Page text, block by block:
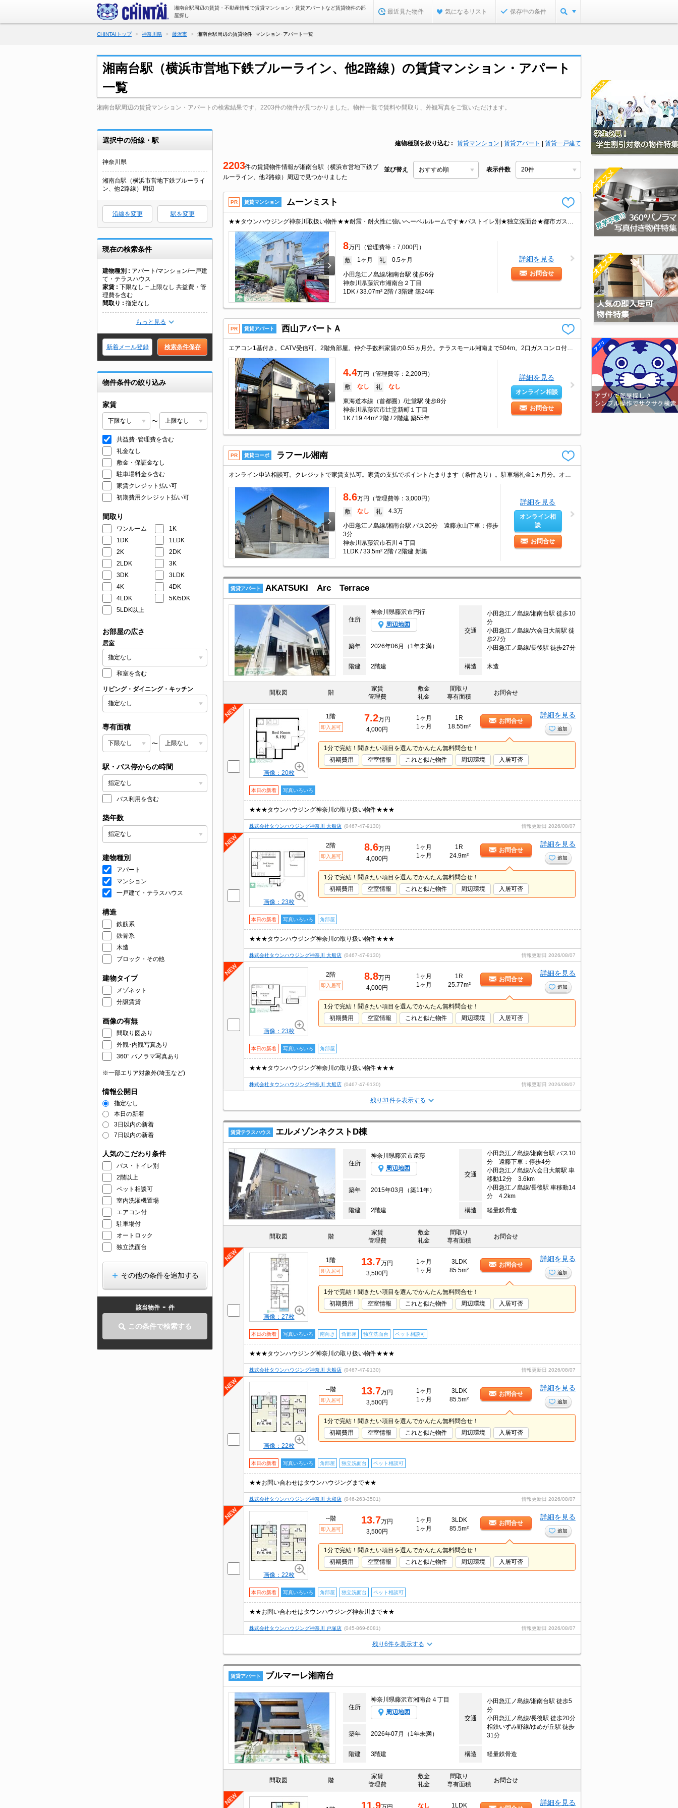
湘南台駅周辺の賃貸・不動産情報で賃貸マンション・賃貸アパートなど賃貸物件の部
屋探し
最近見た物件 気になるリスト 保存中の条件
CHINTAIトップ 神奈川県 藤沢市 湘南台駅周辺の賃貸物件･マンション･アパート一覧
湘南台駅（横浜市営地下鉄ブルーライン、他2路線）の賃貸マンション・アパート
一覧
湘南台駅周辺の賃貸マンション・アパートの検索結果です。2203件の物件が見つかりました。物件一覧で賃料や間取り、外観写真をご覧いただけます。
選択中の沿線・駅
神奈川県
湘南台駅（横浜市営地下鉄ブルーライ
ン、他2路線）周辺
沿線を変更 駅を変更
現在の検索条件
建物種別
アパート/マンション/一戸建
て・テラスハウス
家賃
下限なし ~ 上限なし 共益費・管
理費を含む
間取り
指定なし
もっと見る
新着メール登録 検索条件保存
物件条件の絞り込み
家賃
〜
共益費･管理費を含む
礼金なし
敷金・保証金なし
駐車場料金を含む
家賃クレジット払い可
初期費用クレジット払い可
間取り
ワンルーム
1K
1DK
1LDK
2K
2DK
2LDK
3K
3DK
3LDK
4K
4DK
4LDK
5K/5DK
5LDK以上
お部屋の広さ
居室
和室を含む
リビング・ダイニング・キッチン
専有面積
〜
駅・バス停からの時間
バス利用を含む
築年数
建物種別
アパート
マンション
一戸建て・テラスハウス
構造
鉄筋系
鉄骨系
木造
ブロック・その他
建物タイプ
メゾネット
分譲賃貸
画像の有無
間取り図あり
外観･内観写真あり
360° パノラマ写真あり
※一部エリア対象外(埼玉など)
情報公開日
指定なし
本日の新着
3日以内の新着
7日以内の新着
人気のこだわり条件
バス・トイレ別
2階以上
ペット相談可
室内洗濯機置場
エアコン付
駐車場付
オートロック
独立洗面台
その他の条件を追加する
該当物件 - 件
この条件で検索する
建物種別を絞り込む 賃貸マンション 賃貸アパート 賃貸一戸建て
2203件の賃貸物件情報が湘南台駅（横浜市営地下鉄ブ
ルーライン、他2路線）周辺で見つかりました
並び替え 表示件数
PR 賃貸マンション ムーンミスト
8万円（管理費等：7,000円）
敷 1ヶ月 礼 0.5ヶ月
小田急江ノ島線/湘南台駅 徒歩6分
神奈川県藤沢市湘南台２丁目
1DK / 33.07m² 2階 / 3階建 築24年
詳細を見る
お問合せ
PR 賃貸アパート 西山アパートＡ
4.4万円（管理費等：2,200円）
敷 なし 礼 なし
東海道本線（首都圏）/辻堂駅 徒歩8分
神奈川県藤沢市辻堂新町１丁目
1K / 19.44m² 2階 / 2階建 築55年
詳細を見る
オンライン相談
お問合せ
PR 賃貸コーポ ラフール湘南
8.6万円（管理費等：3,000円）
敷 なし 礼 4.3万
小田急江ノ島線/湘南台駅 バス20分 遠藤永山下車：停歩
3分
神奈川県藤沢市石川４丁目
1LDK / 33.5m² 2階 / 2階建 新築
詳細を見る
オンライン相
談
お問合せ
賃貸アパート AKATSUKI Arc Terrace
住所
神奈川県藤沢市円行
周辺地図
交通
小田急江ノ島線/湘南台駅 徒歩10
分
小田急江ノ島線/六会日大前駅 徒
歩27分
小田急江ノ島線/長後駅 徒歩27分
築年 2026年06月（1年未満）
階建 2階建 構造 木造
間取図 階
家賃
管理費
敷金
礼金
間取り
専有面積
お問合せ
画像：20枚
1階
即入居可
7.2万円
4,000円
1ヶ月
1ヶ月
1R
18.55m²
お問合せ
詳細を見る
追加
1分で完結！聞きたい項目を選んでかんたん無料問合せ！
初期費用
空室情報 これと似た物件 周辺環境 入居可否
本日の新着 写真いろいろ
★★★タウンハウジング神奈川の取り扱い物件★★★
株式会社タウンハウジング神奈川 大船店 (0467-47-9130) 情報更新日 2026/08/07
画像：23枚
2階
即入居可
8.6万円
4,000円
1ヶ月
1ヶ月
1R
24.9m²
お問合せ
詳細を見る
追加
1分で完結！聞きたい項目を選んでかんたん無料問合せ！
初期費用
空室情報 これと似た物件 周辺環境 入居可否
本日の新着 写真いろいろ 角部屋
★★★タウンハウジング神奈川の取り扱い物件★★★
株式会社タウンハウジング神奈川 大船店 (0467-47-9130) 情報更新日 2026/08/07
画像：23枚
2階
即入居可
8.8万円
4,000円
1ヶ月
1ヶ月
1R
25.77m²
お問合せ
詳細を見る
追加
1分で完結！聞きたい項目を選んでかんたん無料問合せ！
初期費用
空室情報 これと似た物件 周辺環境 入居可否
本日の新着 写真いろいろ 角部屋
★★★タウンハウジング神奈川の取り扱い物件★★★
株式会社タウンハウジング神奈川 大船店 (0467-47-9130) 情報更新日 2026/08/07
残り31件を表示する
賃貸テラスハウス エルメゾンネクストD棟
住所
神奈川県藤沢市遠藤
周辺地図
交通
小田急江ノ島線/湘南台駅 バス10
分 遠藤下車：停歩4分
小田急江ノ島線/六会日大前駅 車
移動12分 3.6km
小田急江ノ島線/長後駅 車移動14
分 4.2km
築年 2015年03月（築11年）
階建 2階建 構造 軽量鉄骨造
間取図 階
家賃
管理費
敷金
礼金
間取り
専有面積
お問合せ
画像：27枚
1階
即入居可
13.7万円
3,500円
1ヶ月
1ヶ月
3LDK
85.5m²
お問合せ
詳細を見る
追加
1分で完結！聞きたい項目を選んでかんたん無料問合せ！
初期費用
空室情報 これと似た物件 周辺環境 入居可否
本日の新着 写真いろいろ 南向き 角部屋 独立洗面台 ペット相談可
★★★タウンハウジング神奈川の取り扱い物件★★★
株式会社タウンハウジング神奈川 大船店 (0467-47-9130) 情報更新日 2026/08/07
画像：22枚
--階
即入居可
13.7万円
3,500円
1ヶ月
1ヶ月
3LDK
85.5m²
お問合せ
詳細を見る
追加
1分で完結！聞きたい項目を選んでかんたん無料問合せ！
初期費用
空室情報 これと似た物件 周辺環境 入居可否
本日の新着 写真いろいろ 角部屋 独立洗面台 ペット相談可
★★お問い合わせはタウンハウジングまで★★
株式会社タウンハウジング神奈川 大和店 (046-263-3501) 情報更新日 2026/08/07
画像：22枚
--階
即入居可
13.7万円
3,500円
1ヶ月
1ヶ月
3LDK
85.5m²
お問合せ
詳細を見る
追加
1分で完結！聞きたい項目を選んでかんたん無料問合せ！
初期費用
空室情報 これと似た物件 周辺環境 入居可否
本日の新着 写真いろいろ 角部屋 独立洗面台 ペット相談可
★★お問い合わせはタウンハウジング神奈川まで★★
株式会社タウンハウジング神奈川 戸塚店 (045-869-6081) 情報更新日 2026/08/07
残り6件を表示する
賃貸アパート ブルマーレ湘南台
住所
神奈川県藤沢市湘南台４丁目
周辺地図
交通
小田急江ノ島線/湘南台駅 徒歩5
分
小田急江ノ島線/長後駅 徒歩20分
相鉄いずみ野線/ゆめが丘駅 徒歩
31分
築年 2026年07月（1年未満）
階建 3階建 構造 軽量鉄骨造
間取図 階
家賃
管理費
敷金
礼金
間取り
専有面積
お問合せ
11.9 なし 1LDK 詳細を見る